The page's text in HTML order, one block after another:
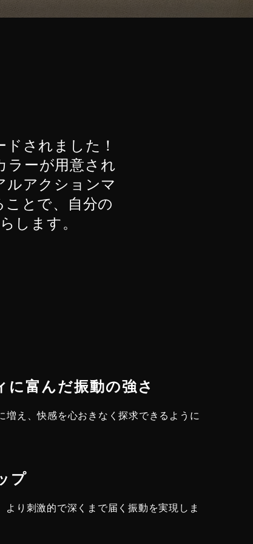
されました！
ラーが用意され
ルアクションマ
とで、自分の
します。
に富んだ振動の強さ
増え、快感を心おきなく探求できるように
プ
より刺激的で深くまで届く振動を実現しま